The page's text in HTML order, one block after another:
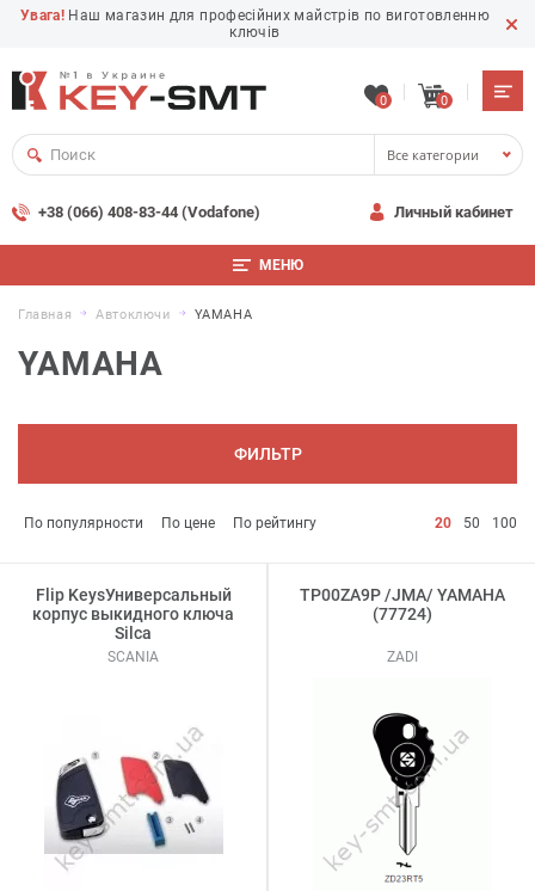
Увага! Наш магазин для професійних майстрів по виготовленню
ключів
0 0
Все категории
+38 (066) 408-83-44 (Vodafone) Личный кабинет
МЕНЮ
Главная Автоключи YAMAHA
YAMAHA
ФИЛЬТР
По популярности По цене По рейтингу 20 50 100
Flip KeysУниверсальный
корпус выкидного ключа
Silca
SCANIA
TP00ZA9P /JMA/ YAMAHA
(77724)
ZADI